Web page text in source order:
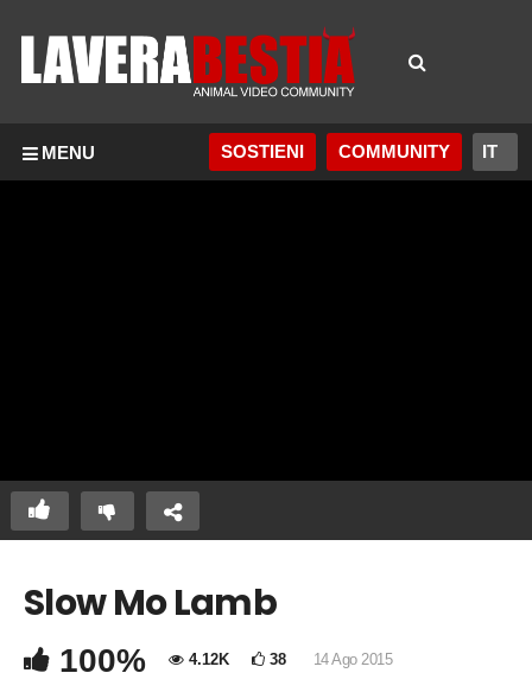
MENU SOSTIENI COMMUNITY
Copia Codice Embed
Slow Mo Lamb
100% 4.12K 38 14 Ago 2015